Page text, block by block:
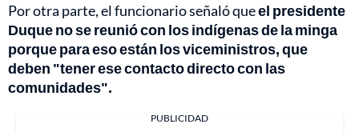
Por otra parte, el funcionario señaló queel presidente
Duque no se reunió con los indígenas de la minga
porque para eso están los viceministros, que
deben "tener ese contacto directo con las
comunidades".
PUBLICIDAD